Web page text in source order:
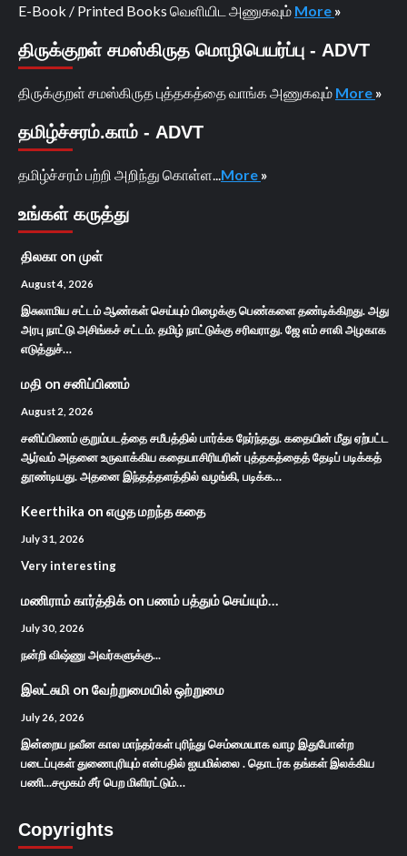
E-Book / Printed Books வெளியிட அணுகவும் More »
திருக்குறள் சமஸ்கிருத மொழிபெயர்ப்பு - ADVT
திருக்குறள் சமஸ்கிருத புத்தகத்தை வாங்க அணுகவும் More »
தமிழ்ச்சரம்.காம் - ADVT
தமிழ்ச்சரம் பற்றி அறிந்து கொள்ள... More »
உங்கள் கருத்து
திலகா on முள்
August 4, 2026
இசுலாமிய சட்டம் ஆண்கள் செய்யும் பிழைக்கு பெண்களை தண்டிக்கிறது. அது
அரபு நாட்டு அசிங்கச் சட்டம். தமிழ் நாட்டுக்கு சரிவராது. ஜே எம் சாலி அழகாக
எடுத்துச்…
மதி on சனிப்பிணம்
August 2, 2026
சனிப்பிணம் குறும்படத்தை சமீபத்தில் பார்க்க நேர்ந்தது. கதையின் மீது ஏற்பட்ட
ஆர்வம் அதனை உருவாக்கிய கதையாசிரியரின் புத்தகத்தைத் தேடிப் படிக்கத்
தூண்டியது. அதனை இந்தத்தளத்தில் வழங்கி, படிக்க…
Keerthika on எழுத மறந்த கதை
July 31, 2026
Very interesting
மணிராம் கார்த்திக்on பணம் பத்தும் செய்யும்…
July 30, 2026
நன்றி விஷ்ணு அவர்களுக்கு...
இலட்சுமி on வேற்றுமையில் ஒற்றுமை
July 26, 2026
இன்றைய நவீன கால மாந்தர்கள் புரிந்து செம்மையாக வாழ இதுபோன்ற
படைப்புகள் துணைபுரியும் என்பதில் ஐயமில்லை . தொடர்க தங்கள் இலக்கிய
பணி...சமூகம் சீர் பெற மிளிரட்டும்…
Copyrights